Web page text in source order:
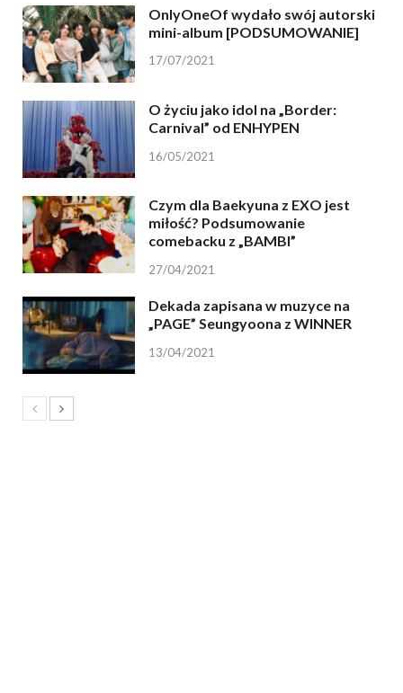
OnlyOneOf wydało swój autorski
mini-album [PODSUMOWANIE]
17/07/2021
O życiu jako idol na „Border:
Carnival” od ENHYPEN
16/05/2021
Czym dla Baekyuna z EXO jest
miłość? Podsumowanie
comebacku z „BAMBI”
27/04/2021
Dekada zapisana w muzyce na
„PAGE” Seungyoona z WINNER
13/04/2021